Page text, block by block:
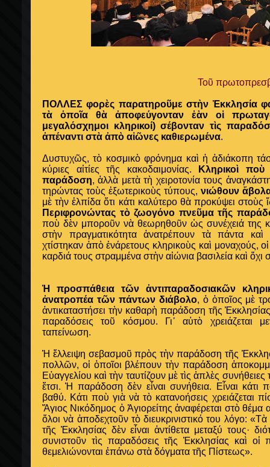
Τοῦ
ΠΟΛΛΕΣ φορὲς παρατηροῦμε στὴν Ἐκκλησία
τὰ ὁποῖα θὰ ἀποφεύγονταν ἐὰν οἱ
μεγαλόσχημοι κληρικοί) σέβονταν τὶς
ἀπέναντι στὰ ἀπὸ αἰῶνες καθιερωμένα.
Δυστυχῶς, τὸ κοσμικὸ φρόνημα καὶ ἡ ἀδιάκοπη
κύριες αἰτίες τῆς κακοδαιμονίας.
Κληρικοὶ
παράδοση, ἀλλὰ μετὰ τὴ χειροτονία τους
τηρώντας τοὺς ἐξωτερικοὺς τύπους, νιώθουν
μὲ τὴν ἐλπίδα ὅτι κάτι καλύτερο θὰ προκύψει στοὺς
Περιφρονώντας τὸ ζωογόνο πνεῦμα τῆς
ποὺ δὲν μποροῦν νὰ θεωρηθοῦν ὡς συνέχειά της
στὴν πραγματικότητα ἀνατρέπουν τὰ πάντα καὶ
χτίστηκαν ἀπὸ ἐνάρετους κληρικοὺς καὶ μοναχούς,
καρδιά τους στραμμένα στὴν αἰώνια βασιλεία καὶ
Ἡ προσπάθεια τῶν ἀντιπαραδοσιακῶν
ἀνατροπέα τῶν πάντων διάβολο, ὁ ὁποῖος μὲ
ἀντικαταστήσει τὴν καθαρὴ παράδοση τῆς
παραδόσεις τοῦ κόσμου. Γι᾽ αὐτὸ χρειάζεται
ταπείνωση.
Ἡ ἔλλειψη σεβασμοῦ πρὸς τὴν παράδοση τῆς
πολλῶν, οἱ ὁποῖοι βλέπουν τὴν παράδοση
Εὐαγγελίου καὶ τὴν ταυτίζουν μὲ τὶς ἁπλὲς
ἔτσι. Ἡ παράδοση δὲν εἶναι συνήθεια. Εἶναι κάτι
βαθύ. Κάτι ποὺ γιὰ νὰ τὸ κατανοήσεις χρειάζεται
Ἅγιος Νικόδημος ὁ Ἁγιορείτης ἀναφέρεται στὸ θέμα
ὅλοι νὰ ἀποδεχτοῦν τὸ διευκρινιστικό του λόγο:
τῆς Ἐκκλησίας δὲν εἶναι ἀντίθετα μεταξύ τους·
συνιστοῦν τὶς παραδόσεις τῆς Ἐκκλησίας καὶ οἱ
θεμελιώνονται ἐπάνω στὰ δόγματα τῆς Πίστεως».